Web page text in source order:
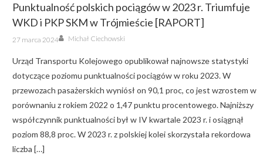
Punktualność polskich pociągów w 2023 r. Triumfuje
WKD i PKP SKM w Trójmieście [RAPORT]
Posted
on
27 marca 2024 Author
Michał Ciechowski
Urząd Transportu Kolejowego opublikował najnowsze statystyki
dotyczące poziomu punktualności pociągów w roku 2023. W
przewozach pasażerskich wyniósł on 90,1 proc, co jest wzrostem w
porównaniu z rokiem 2022 o 1,47 punktu procentowego. Najniższy
współczynnik punktualności był w IV kwartale 2023 r. i osiągnął
poziom 88,8 proc. W 2023 r. z polskiej kolei skorzystała rekordowa
liczba […]